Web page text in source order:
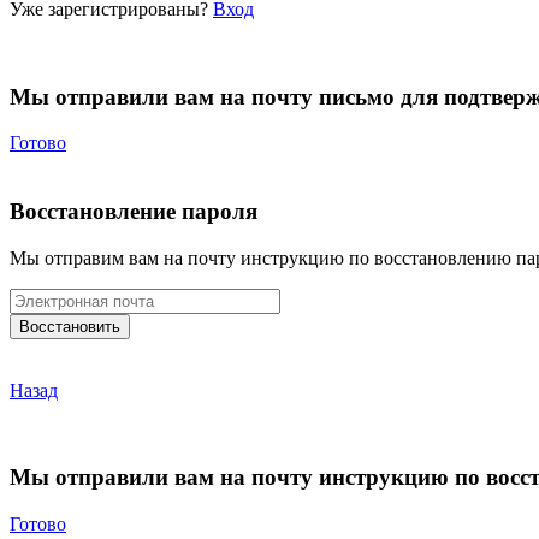
Уже зарегистрированы? Вход
Мы отправили вам на почту письмо для
Готово
Восстановление пароля
Мы отправим вам на почту инструкцию по восстановлению
Назад
Мы отправили вам на почту инструкцию по
Готово